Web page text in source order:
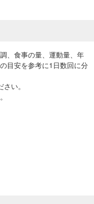
、食事の量、運動量、年
目安を参考に1日数回に分
い。